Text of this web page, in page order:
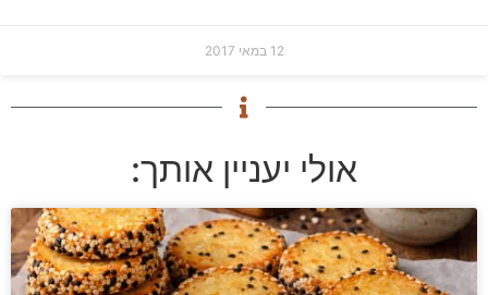
12 במאי 2017
אולי יעניין אותך: